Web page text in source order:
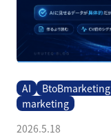
AI BtoBmarketing
marketing
2026.5.18